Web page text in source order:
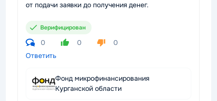
от подачи заявки до получения денег.
Верифицирован
0 0
0
Ответить
Фонд микрофинансирования
Курганской области